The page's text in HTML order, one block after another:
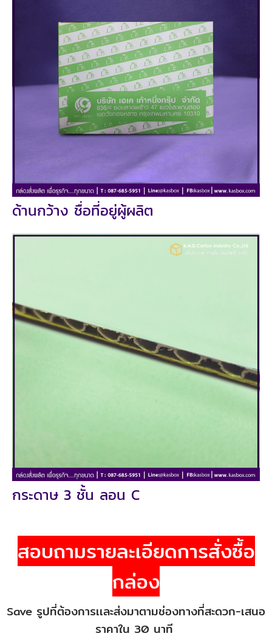
ด้านกว้าง ชื่อที่อยู่ผู้ผลิต
กระดาษ 3 ชั้น ลอน C
สอบถามรายละเอียดการสั่งซื้อ
กล่อง
Save รูปที่ต้องการเเละส่งมาตามช่องทางที่สะดวก-เสนอ
ราคาใน 30 นาที